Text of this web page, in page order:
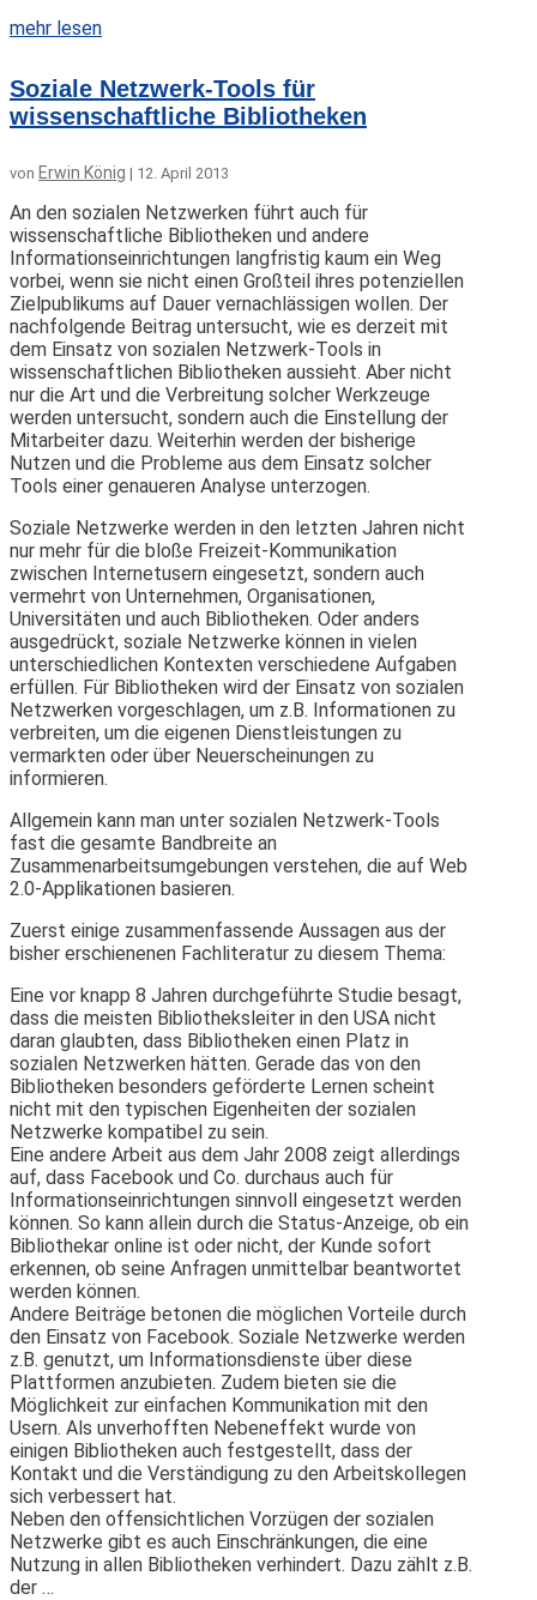
mehr lesen
Soziale Netzwerk-Tools für
wissenschaftliche Bibliotheken
von Erwin König | 12. April 2013
An den sozialen Netzwerken führt auch für
wissenschaftliche Bibliotheken und andere
Informationseinrichtungen langfristig kaum ein Weg
vorbei, wenn sie nicht einen Großteil ihres potenziellen
Zielpublikums auf Dauer vernachlässigen wollen. Der
nachfolgende Beitrag untersucht, wie es derzeit mit
dem Einsatz von sozialen Netzwerk-Tools in
wissenschaftlichen Bibliotheken aussieht. Aber nicht
nur die Art und die Verbreitung solcher Werkzeuge
werden untersucht, sondern auch die Einstellung der
Mitarbeiter dazu. Weiterhin werden der bisherige
Nutzen und die Probleme aus dem Einsatz solcher
Tools einer genaueren Analyse unterzogen.
Soziale Netzwerke werden in den letzten Jahren nicht
nur mehr für die bloße Freizeit-Kommunikation
zwischen Internetusern eingesetzt, sondern auch
vermehrt von Unternehmen, Organisationen,
Universitäten und auch Bibliotheken. Oder anders
ausgedrückt, soziale Netzwerke können in vielen
unterschiedlichen Kontexten verschiedene Aufgaben
erfüllen. Für Bibliotheken wird der Einsatz von sozialen
Netzwerken vorgeschlagen, um z.B. Informationen zu
verbreiten, um die eigenen Dienstleistungen zu
vermarkten oder über Neuerscheinungen zu
informieren.
Allgemein kann man unter sozialen Netzwerk-Tools
fast die gesamte Bandbreite an
Zusammenarbeitsumgebungen verstehen, die auf Web
2.0-Applikationen basieren.
Zuerst einige zusammenfassende Aussagen aus der
bisher erschienenen Fachliteratur zu diesem Thema:
Eine vor knapp 8 Jahren durchgeführte Studie besagt,
dass die meisten Bibliotheksleiter in den USA nicht
daran glaubten, dass Bibliotheken einen Platz in
sozialen Netzwerken hätten. Gerade das von den
Bibliotheken besonders geförderte Lernen scheint
nicht mit den typischen Eigenheiten der sozialen
Netzwerke kompatibel zu sein.
Eine andere Arbeit aus dem Jahr 2008 zeigt allerdings
auf, dass Facebook und Co. durchaus auch für
Informationseinrichtungen sinnvoll eingesetzt werden
können. So kann allein durch die Status-Anzeige, ob ein
Bibliothekar online ist oder nicht, der Kunde sofort
erkennen, ob seine Anfragen unmittelbar beantwortet
werden können.
Andere Beiträge betonen die möglichen Vorteile durch
den Einsatz von Facebook. Soziale Netzwerke werden
z.B. genutzt, um Informationsdienste über diese
Plattformen anzubieten. Zudem bieten sie die
Möglichkeit zur einfachen Kommunikation mit den
Usern. Als unverhofften Nebeneffekt wurde von
einigen Bibliotheken auch festgestellt, dass der
Kontakt und die Verständigung zu den Arbeitskollegen
sich verbessert hat.
Neben den offensichtlichen Vorzügen der sozialen
Netzwerke gibt es auch Einschränkungen, die eine
Nutzung in allen Bibliotheken verhindert. Dazu zählt z.B.
der …